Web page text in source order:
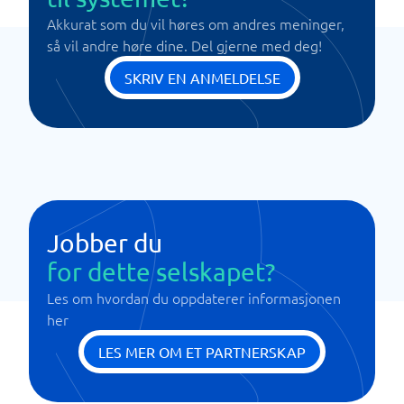
Akkurat som du vil høres om andres meninger,
så vil andre høre dine. Del gjerne med deg!
SKRIV EN ANMELDELSE
Jobber du
for dette selskapet?
Les om hvordan du oppdaterer informasjonen
her
LES MER OM ET PARTNERSKAP